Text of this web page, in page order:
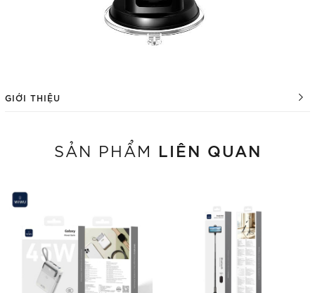
GIỚI THIỆU
SẢN PHẨM LIÊN QUAN